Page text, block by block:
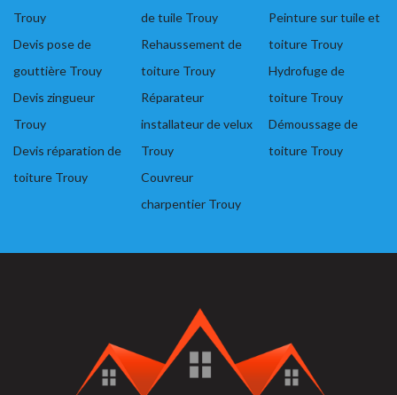
Trouy
Devis pose de
gouttière Trouy
Devis zingueur
Trouy
Devis réparation de
toiture Trouy
de tuile Trouy
Rehaussement de
toiture Trouy
Réparateur
installateur de velux
Trouy
Couvreur
charpentier Trouy
Peinture sur tuile et
toiture Trouy
Hydrofuge de
toiture Trouy
Démoussage de
toiture Trouy